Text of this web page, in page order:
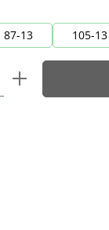
87-13 105-13
den